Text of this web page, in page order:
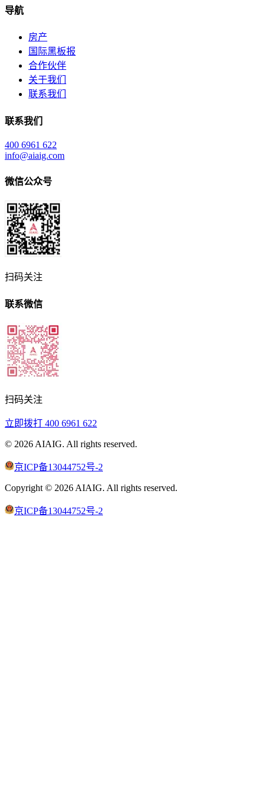
导航
房产
国际黑板报
合作伙伴
关于我们
联系我们
联系我们
400 6961 622
info@aiaig.com
微信公众号
扫码关注
联系微信
扫码关注
立即拨打 400 6961 622
© 2026 AIAIG. All rights reserved.
京ICP备13044752号-2
Copyright © 2026 AIAIG. All rights reserved.
京ICP备13044752号-2